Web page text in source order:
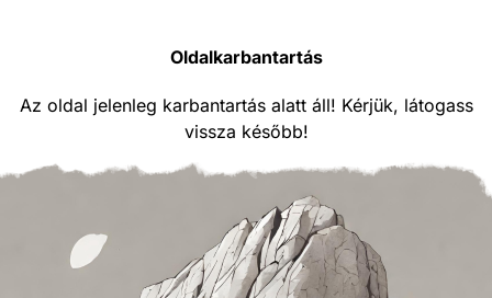
Oldalkarbantartás
Az oldal jelenleg karbantartás alatt áll! Kérjük, látogass
vissza később!